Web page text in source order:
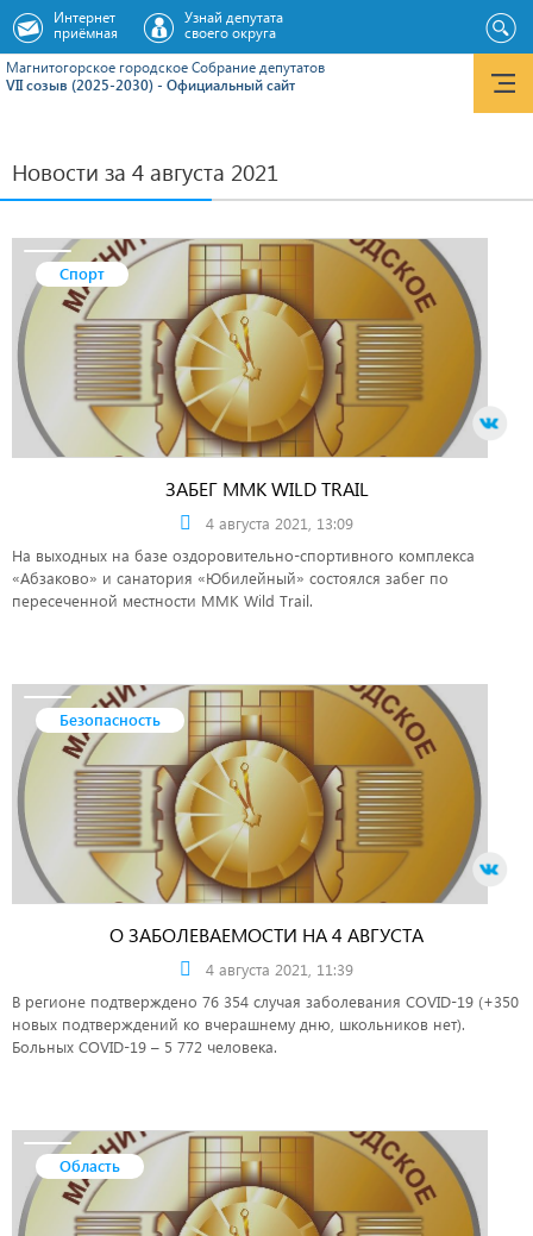
Магнитогорское городское Cобрание депутатов
VII созыв (2025-2030) - Официальный сайт
Интернет
приёмная
Узнай депутата
своего округа
Новости за 4 августа 2021
Спорт
ЗАБЕГ MMK WILD TRAIL
4 августа 2021, 13:09
На выходных на базе оздоровительно-спортивного комплекса
«Абзаково» и санатория «Юбилейный» состоялся забег по
пересеченной местности MMK Wild Trail.
Безопасность
О ЗАБОЛЕВАЕМОСТИ НА 4 АВГУСТА
4 августа 2021, 11:39
В регионе подтверждено 76 354 случая заболевания COVID-19 (+350
новых подтверждений ко вчерашнему дню, школьников нет).
Больных COVID-19 – 5 772 человека.
Область